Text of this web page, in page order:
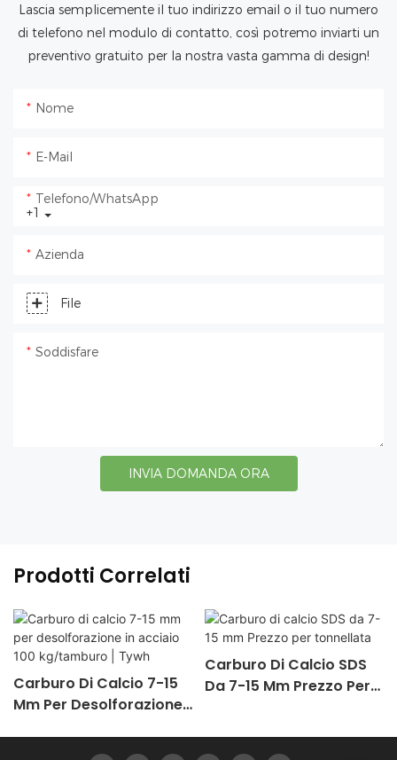
Lascia semplicemente il tuo indirizzo email o il tuo numero
di telefono nel modulo di contatto, così potremo inviarti un
preventivo gratuito per la nostra vasta gamma di design!
Nome
E-Mail
+1
Telefono/WhatsApp
Azienda
File
Soddisfare
INVIA DOMANDA ORA
Prodotti Correlati
Carburo Di Calcio 7-15
Mm Per Desolforazione
Carburo Di Calcio SDS
Da 7-15 Mm Prezzo Per